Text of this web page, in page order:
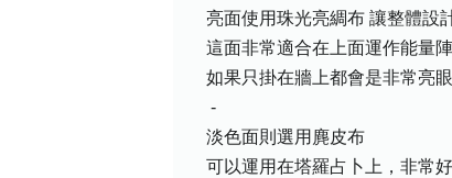
亮面使用珠光亮綢布 讓整體設
這面非常適合在上面運作能量
如果只掛在牆上都會是非常亮
-
淡色面則選用麂皮布
可以運用在塔羅占卜上，非常